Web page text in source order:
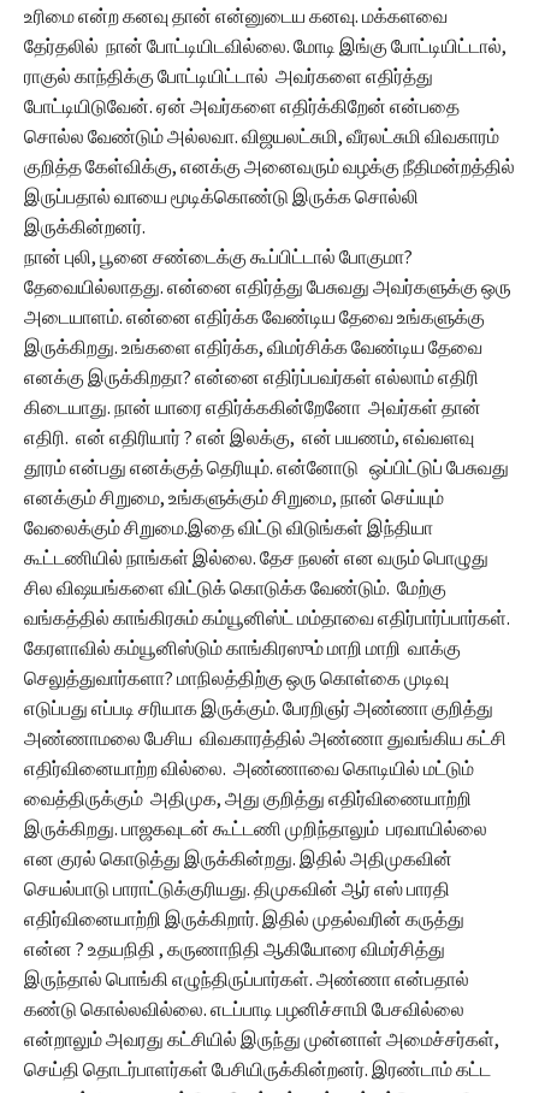
உரிமை என்ற கனவு தான் என்னுடைய கனவு. மக்களவை
தேர்தலில் நான் போட்டியிடவில்லை. மோடி இங்கு போட்டியிட்டால்,
ராகுல் காந்திக்கு போட்டியிட்டால் அவர்களை எதிர்த்து
போட்டியிடுவேன். ஏன் அவர்களை எதிர்க்கிறேன் என்பதை
சொல்ல வேண்டும் அல்லவா. விஜயலட்சுமி, வீரலட்சுமி விவகாரம்
குறித்த கேள்விக்கு, எனக்கு அனைவரும் வழக்கு நீதிமன்றத்தில்
இருப்பதால் வாயை மூடிக்கொண்டு இருக்க சொல்லி
இருக்கின்றனர்.
நான் புலி, பூனை சண்டைக்கு கூப்பிட்டால் போகுமா?
தேவையில்லாதது. என்னை எதிர்த்து பேசுவது அவர்களுக்கு ஒரு
அடையாளம். என்னை எதிர்க்க வேண்டிய தேவை உங்களுக்கு
இருக்கிறது. உங்களை எதிர்க்க, விமர்சிக்க வேண்டிய தேவை
எனக்கு இருக்கிறதா? என்னை எதிர்ப்பவர்கள் எல்லாம் எதிரி
கிடையாது. நான் யாரை எதிர்க்ககின்றேனோ அவர்கள் தான்
எதிரி. என் எதிரியார் ? என் இலக்கு, என் பயணம், எவ்வளவு
தூரம் என்பது எனக்குத் தெரியும். என்னோடு ஒப்பிட்டுப் பேசுவது
எனக்கும் சிறுமை, உங்களுக்கும் சிறுமை, நான் செய்யும்
வேலைக்கும் சிறுமை.இதை விட்டு விடுங்கள் இந்தியா
கூட்டணியில் நாங்கள் இல்லை. தேச நலன் என வரும் பொழுது
சில விஷயங்களை விட்டுக் கொடுக்க வேண்டும். மேற்கு
வங்கத்தில் காங்கிரசும் கம்யூனிஸ்ட் மம்தாவை எதிர்பார்ப்பார்கள்.
கேரளாவில் கம்யூனிஸ்டும் காங்கிரஸும் மாறி மாறி வாக்கு
செலுத்துவார்களா? மாநிலத்திற்கு ஒரு கொள்கை முடிவு
எடுப்பது எப்படி சரியாக இருக்கும். பேரறிஞர் அண்ணா குறித்து
அண்ணாமலை பேசிய விவகாரத்தில் அண்ணா துவங்கிய கட்சி
எதிர்வினையாற்ற வில்லை. அண்ணாவை கொடியில் மட்டும்
வைத்திருக்கும் அதிமுக, அது குறித்து எதிர்விணையாற்றி
இருக்கிறது. பாஜகவுடன் கூட்டணி முறிந்தாலும் பரவாயில்லை
என குரல் கொடுத்து இருக்கின்றது. இதில் அதிமுகவின்
செயல்பாடு பாராட்டுக்குரியது. திமுகவின் ஆர் எஸ் பாரதி
எதிர்வினையாற்றி இருக்கிறார். இதில் முதல்வரின் கருத்து
என்ன ? உதயநிதி , கருணாநிதி ஆகியோரை விமர்சித்து
இருந்தால் பொங்கி எழுந்திருப்பார்கள். அண்ணா என்பதால்
கண்டு கொல்லவில்லை. எடப்பாடி பழனிச்சாமி பேசவில்லை
என்றாலும் அவரது கட்சியில் இருந்து முன்னாள் அமைச்சர்கள்,
செய்தி தொடர்பாளர்கள் பேசியிருக்கின்றனர். இரண்டாம் கட்ட